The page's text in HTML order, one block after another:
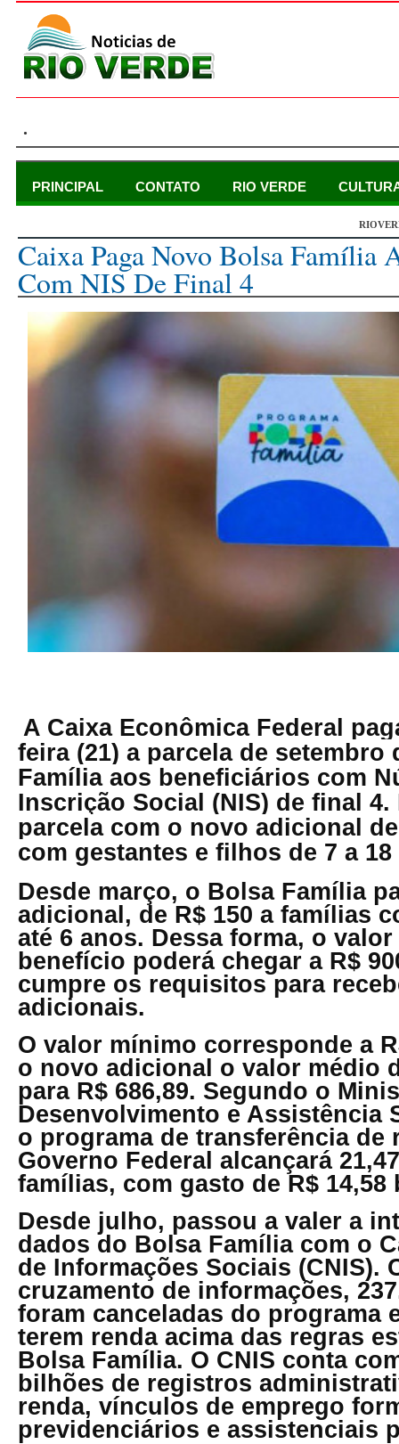
.
PRINCIPAL CONTATO RIO VERDE
Caixa Paga Novo Bolsa Família
Com NIS De Final 4
A Caixa Econômica Federal
feira (21) a parcela de setembro
Família aos beneficiários com
Inscrição Social (NIS) de final 4.
parcela com o novo adicional
com gestantes e filhos de 7 a 18
Desde março, o Bolsa Família
adicional, de R$ 150 a famílias
até 6 anos. Dessa forma, o
benefício poderá chegar a R$
cumpre os requisitos para
adicionais.
O valor mínimo corresponde a
o novo adicional o valor médio
para R$ 686,89. Segundo o
Desenvolvimento e Assistência
o programa de transferência de
Governo Federal alcançará
famílias, com gasto de R$ 14,58
Desde julho, passou a valer a
dados do Bolsa Família com o
de Informações Sociais (CNIS).
cruzamento de informações,
foram canceladas do programa
terem renda acima das regras
Bolsa Família. O CNIS conta
bilhões de registros
renda, vínculos de emprego
previdenciários e assistenciais